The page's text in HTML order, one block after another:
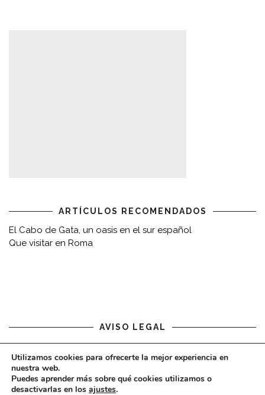
ARTÍCULOS RECOMENDADOS
El Cabo de Gata, un oasis en el sur español
Que visitar en Roma
AVISO LEGAL
Aviso legal
Utilizamos cookies para ofrecerte la mejor experiencia en
nuestra web.
Puedes aprender más sobre qué cookies utilizamos o
desactivarlas en los ajustes.